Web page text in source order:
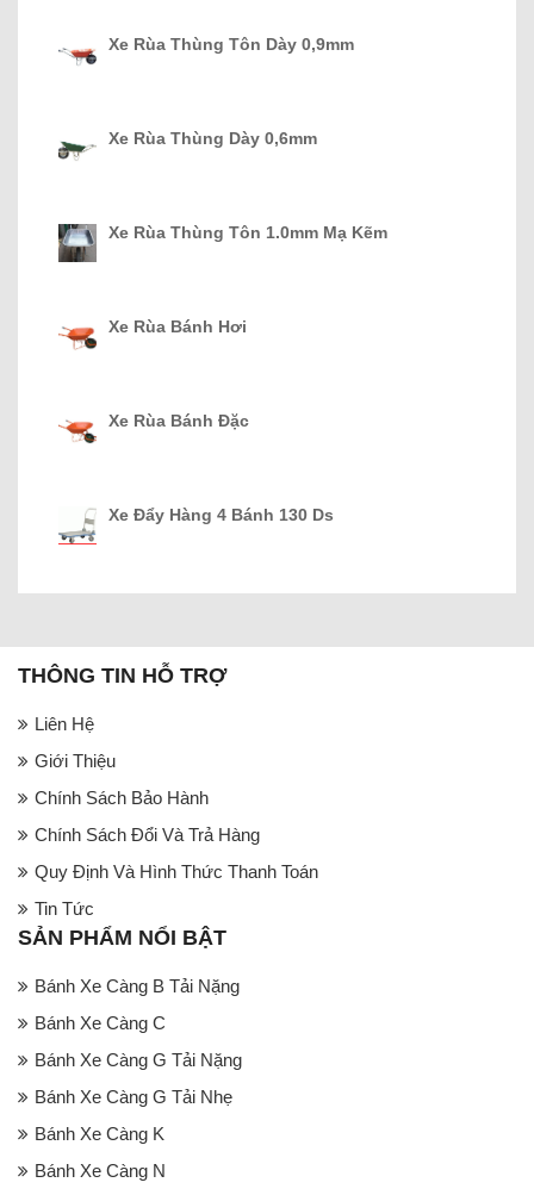
Xe Rùa Thùng Tôn Dày 0,9mm
Xe Rùa Thùng Dày 0,6mm
Xe Rùa Thùng Tôn 1.0mm Mạ Kẽm
Xe Rùa Bánh Hơi
Xe Rùa Bánh Đặc
Xe Đẩy Hàng 4 Bánh 130 Ds
THÔNG TIN HỖ TRỢ
Liên Hệ
Giới Thiệu
Chính Sách Bảo Hành
Chính Sách Đổi Và Trả Hàng
Quy Định Và Hình Thức Thanh Toán
Tin Tức
SẢN PHẨM NỔI BẬT
Bánh Xe Càng B Tải Nặng
Bánh Xe Càng C
Bánh Xe Càng G Tải Nặng
Bánh Xe Càng G Tải Nhẹ
Bánh Xe Càng K
Bánh Xe Càng N